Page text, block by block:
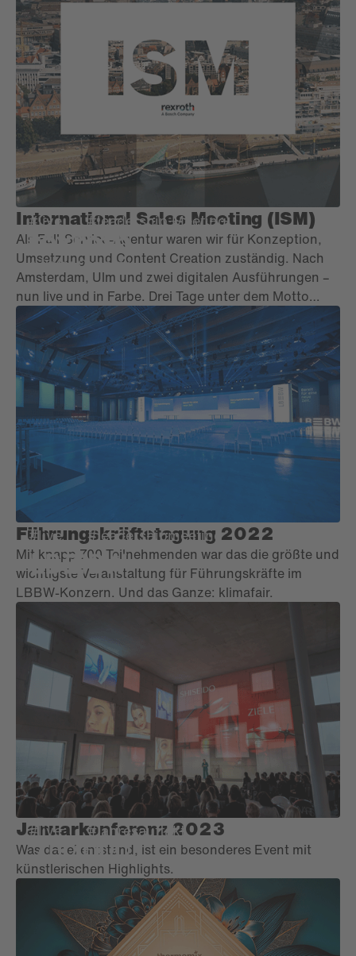
Managern (m.guest) hat die Produktion in Berlin für
1.600 Gäste von A-Z geplant & realisiert.
#live #leadership Meeting
International Sales Meeting (ISM)
Als Full-Service-Agentur waren wir für Konzeption,
Umsetzung und Content Creation zuständig. Nach
Amsterdam, Ulm und zwei digitalen Ausführungen –
nun live und in Farbe. Drei Tage unter dem Motto
„Networking“, dazu anregende Workshops und
Keynotes so wie Q&A-Sessions zu
Managementvorträgen. Das Highlight: eine
emotionale Award-Verleihung über den Dächern von
Bremen.
#live #leadershipmeeting
Führungskräftetagung 2022
Mit knapp 700 Teilnehmenden war das die größte und
wichtigste Veranstaltung für Führungskräfte im
LBBW-Konzern. Und das Ganze: klimafair.
#live #jahresauftakt
Januarkonferenz 2023
Was dabei entstand, ist ein besonderes Event mit
künstlerischen Highlights.